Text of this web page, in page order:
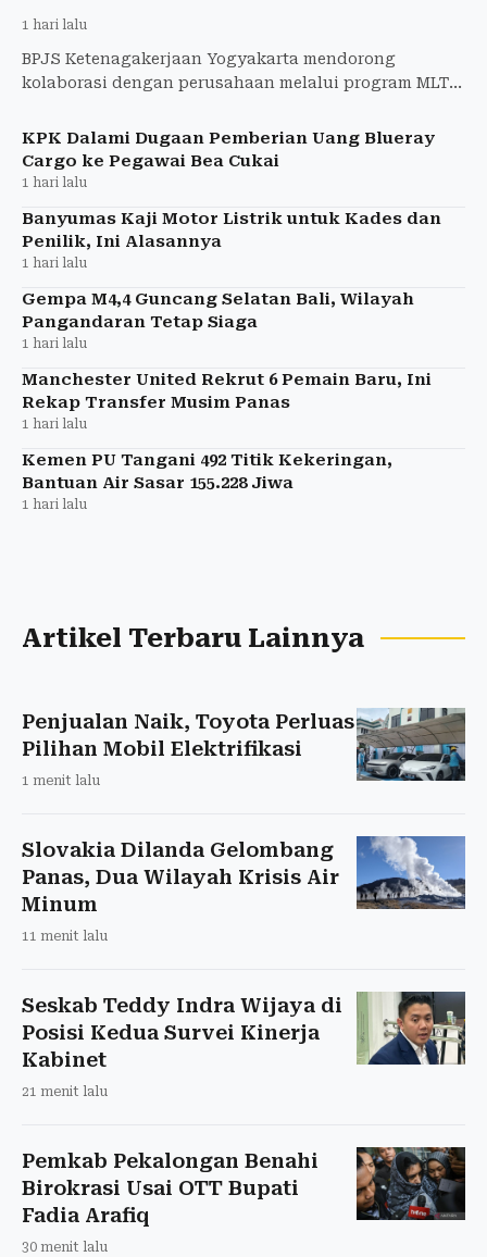
1 hari lalu
BPJS Ketenagakerjaan Yogyakarta mendorong
kolaborasi dengan perusahaan melalui program MLT
meningkatkan perlindung
KPK Dalami Dugaan Pemberian Uang Blueray
Cargo ke Pegawai Bea Cukai
1 hari lalu
Banyumas Kaji Motor Listrik untuk Kades dan
Penilik, Ini Alasannya
1 hari lalu
Gempa M4,4 Guncang Selatan Bali, Wilayah
Pangandaran Tetap Siaga
1 hari lalu
Manchester United Rekrut 6 Pemain Baru, Ini
Rekap Transfer Musim Panas
1 hari lalu
Kemen PU Tangani 492 Titik Kekeringan,
Bantuan Air Sasar 155.228 Jiwa
1 hari lalu
Artikel Terbaru Lainnya
Penjualan Naik, Toyota Perluas
Pilihan Mobil Elektrifikasi
1 menit lalu
Slovakia Dilanda Gelombang
Panas, Dua Wilayah Krisis Air
Minum
11 menit lalu
Seskab Teddy Indra Wijaya di
Posisi Kedua Survei Kinerja
Kabinet
21 menit lalu
Pemkab Pekalongan Benahi
Birokrasi Usai OTT Bupati
Fadia Arafiq
30 menit lalu